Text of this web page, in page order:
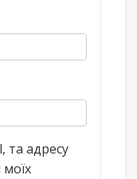
та адресу